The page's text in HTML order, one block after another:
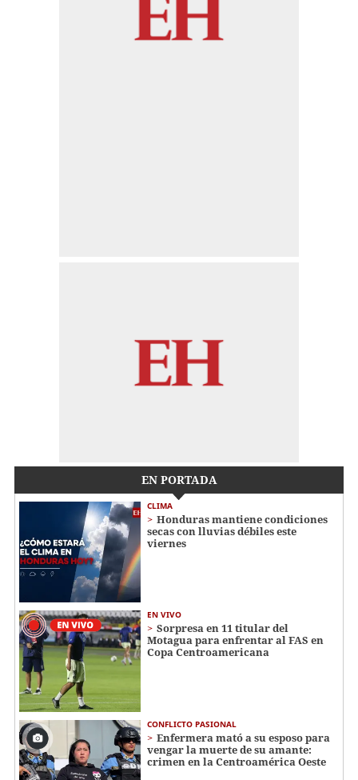
EN PORTADA
CLIMA
Honduras mantiene condiciones
secas con lluvias débiles este
viernes
EN VIVO
Sorpresa en 11 titular del
Motagua para enfrentar al FAS en
Copa Centroamericana
CONFLICTO PASIONAL
Enfermera mató a su esposo para
vengar la muerte de su amante:
crimen en la Centroamérica Oeste